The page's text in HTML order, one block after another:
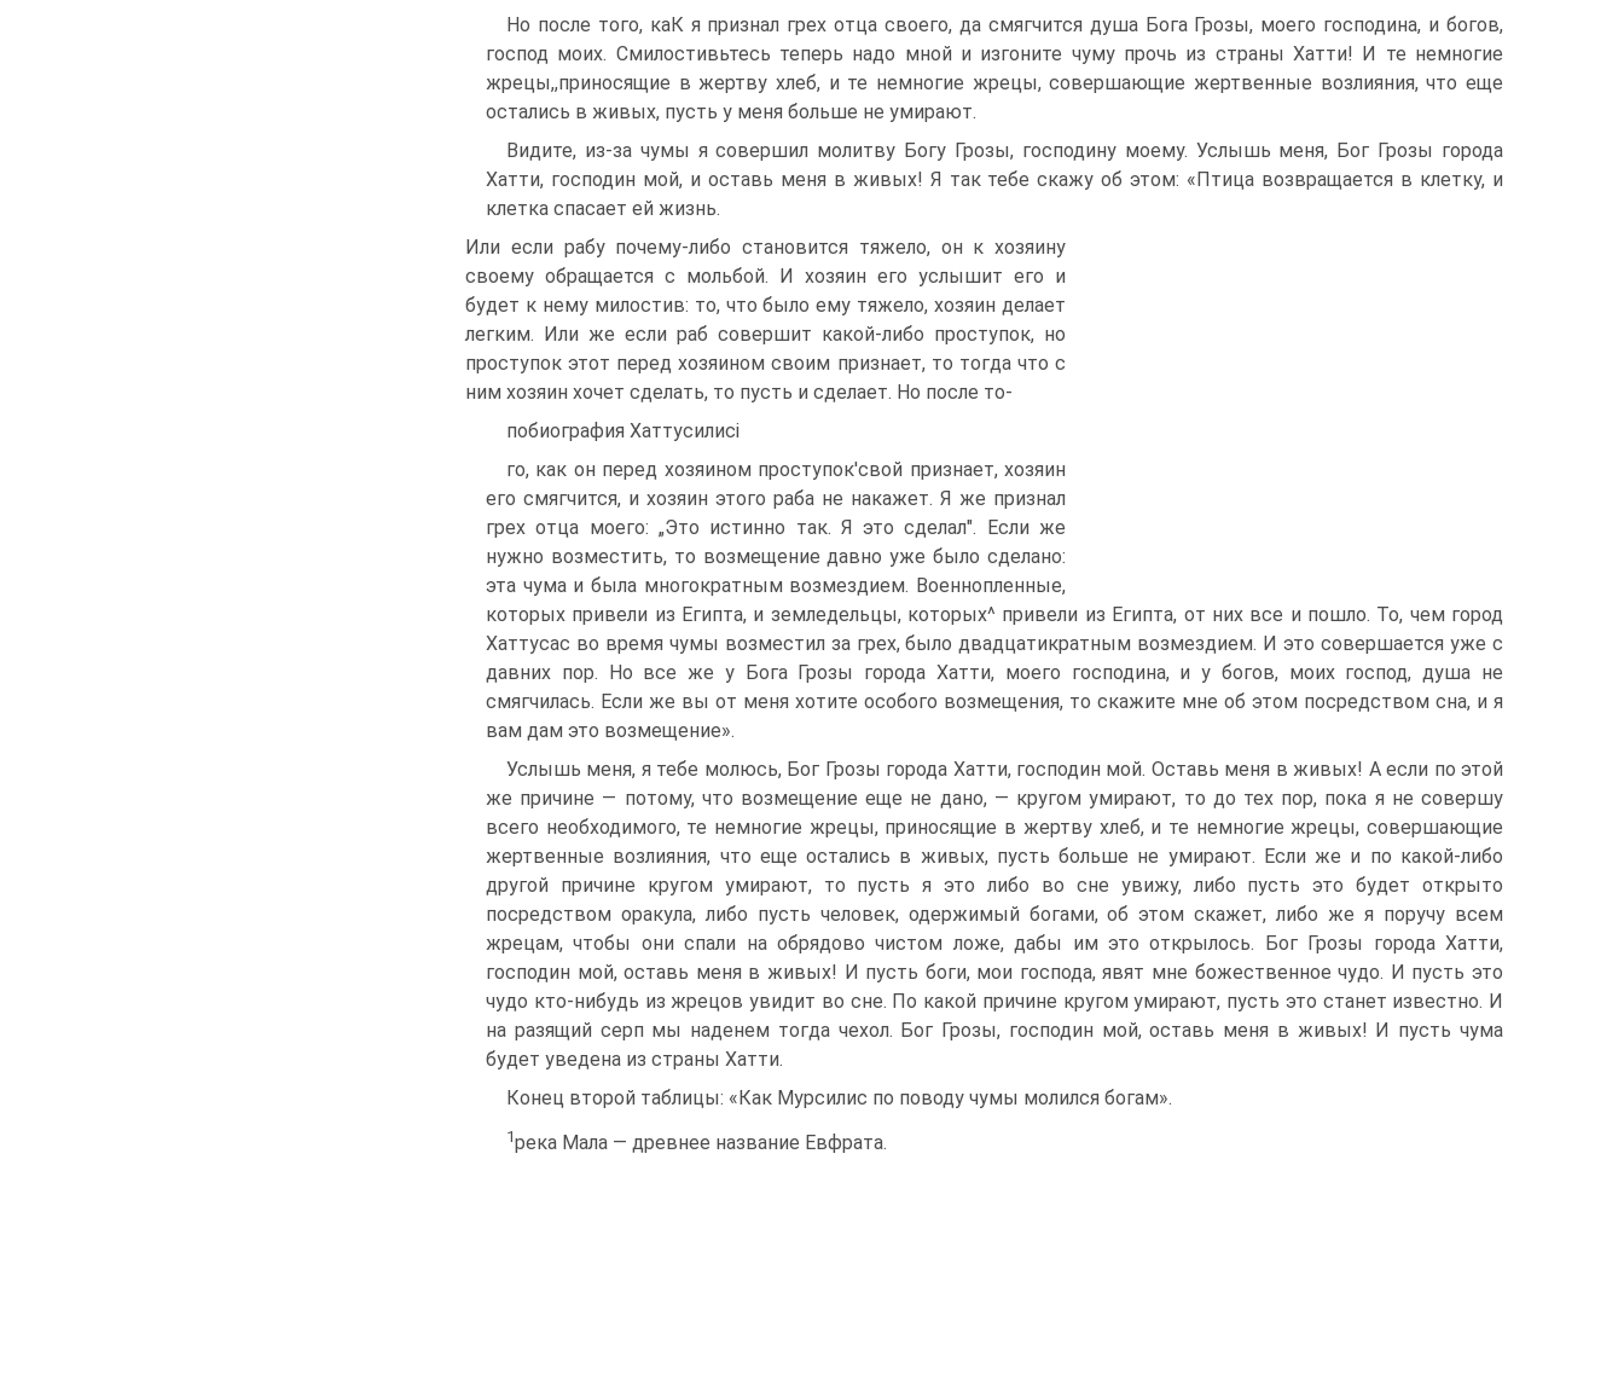
Но после того, каК я признал грех отца своего, да смягчится душа Бога Грозы, моего господина, и богов,
господ моих. Смилостивьтесь теперь надо мной и изгоните чуму прочь из страны Хатти! И те не­многие
жрецы,,приносящие в жертву хлеб, и те немногие жрецы, со­вершающие жертвенные возлияния, что еще
остались в живых, пусть у меня больше не умирают.
Видите, из-за чумы я совершил молитву Богу Грозы, господину моему. Услышь меня, Бог Грозы города
Хатти, господин мой, и оставь меня в живых! Я так тебе скажу об этом: «Птица возвращается в клетку, и
клетка спасает ей жизнь.
Или если рабу почему-либо ста­новится тяжело, он к хозяину
своему обращается с мольбой. И хозя­ин его услышит его и
будет к нему милостив: то, что было ему тяже­ло, хозяин делает
легким. Или же если раб совершит какой-либо проступок, но
проступок этот перед хозяином своим признает, то то­гда что с
ним хозяин хочет сделать, то пусть и сделает. Но после то-
побиография Хаттусилисі
го, как он перед хозяином проступок'свой признает, хозяин
его смяг­чится, и хозяин этого раба не накажет. Я же признал
грех отца мое­го: „Это истинно так. Я это сделал". Если же
нужно возместить, то возмещение давно уже было сделано:
эта чума и была многократным возмездием. Военнопленные,
которых привели из Египта, и земле­дельцы, которых^ привели из Египта, от них все и пошло. То, чем го­род
Хаттусас во время чумы возместил за грех, было двадцатикрат­ным возмездием. И это совершается уже с
давних пор. Но все же у Бога Грозы города Хатти, моего господина, и у богов, моих господ, душа не
смягчилась. Если же вы от меня хотите особого возмеще­ния, то скажите мне об этом посредством сна, и я
вам дам это воз­мещение».
Услышь меня, я тебе молюсь, Бог Грозы города Хатти, господин мой. Оставь меня в живых! А если по этой
же причине — потому, что возмещение еще не дано, — кругом умирают, то до тех пор, пока я не совершу
всего необходимого, те немногие жрецы, приносящие в жертву хлеб, и те немногие жрецы, совершающие
жертвенные воз­лияния, что еще остались в живых, пусть больше не умирают. Если же и по какой-либо
другой причине кругом умирают, то пусть я это либо во сне увижу, либо пусть это будет открыто
посредством ораку­ла, либо пусть человек, одержимый богами, об этом скажет, либо же я поручу всем
жрецам, чтобы они спали на обрядово чистом ложе, дабы им это открылось. Бог Грозы города Хатти,
господин мой, оставь меня в живых! И пусть боги, мои господа, явят мне божественное чудо. И пусть это
чудо кто-нибудь из жрецов увидит во сне. По какой причине кругом умирают, пусть это станет известно. И
на разящий серп мы наденем тогда чехол. Бог Грозы, господин мой, оставь меня в живых! И пусть чума
будет уведена из страны Хатти.
Конец второй таблицы: «Как Мурсилис по поводу чумы молился богам».
1река Мала — древнее название Евфрата.